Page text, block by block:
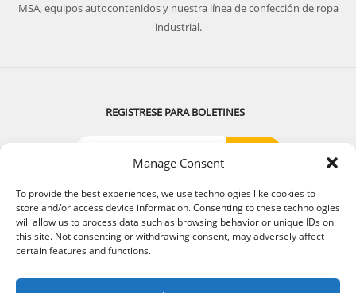
Manage Consent
To provide the best experiences, we use technologies like cookies to
store and/or access device information. Consenting to these technologies
will allow us to process data such as browsing behavior or unique IDs on
this site. Not consenting or withdrawing consent, may adversely affect
certain features and functions.
MSA, equipos autocontenidos y nuestra línea de confección de ropa
industrial.
REGISTRESE PARA BOLETINES
SIGUENOS:
© 2018 . Todos los derechos reservados. Diseñado porKalpeperu.com